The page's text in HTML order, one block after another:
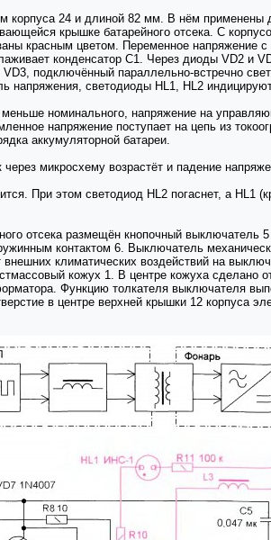
24 и длиной 82 мм. В нём применены
крышке батарейного отсека. С
красным цветом. Переменное напряжение
конденсатор С1. Через диоды VD2 и
подключённый параллельно-встречно
напряжения, светодиоды HL1, HL2
меньше номинального, напряжение на
напряжение поступает на цепь из
аккумуляторной батареи.
через микросхему возрастёт и падение
При этом светодиод HL2 погаснет, a HL1
отсека размещён кнопочный
контактом 6. Выключатель
климатических воздействий на
кожух 1. В центре кожуха сделано
Функцию толкателя выключателя
в центре верхней крышки 12 корпуса